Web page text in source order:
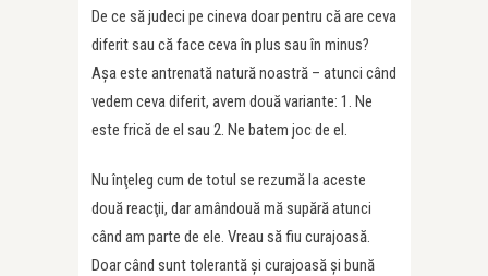
De ce să judeci pe cineva doar pentru că are ceva
diferit sau că face ceva în plus sau în minus?
Aşa este antrenată natură noastră – atunci când
vedem ceva diferit, avem două variante: 1. Ne
este frică de el sau 2. Ne batem joc de el.
Nu înţeleg cum de totul se rezumă la aceste
două reacţii, dar amândouă mă supără atunci
când am parte de ele. Vreau să fiu curajoasă.
Doar când sunt tolerantă și curajoasă și bună